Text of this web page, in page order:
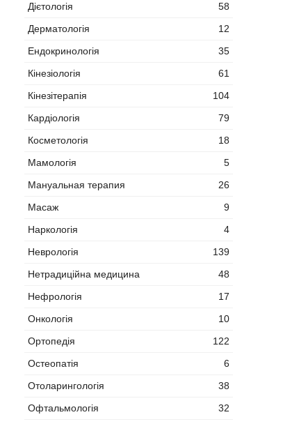
Дієтологія
58
Дерматологія
12
Ендокринологія
35
Кінезіологія
61
Кінезітерапія
104
Кардіологія
79
Косметологія
18
Мамологія
5
Мануальная терапия
26
Масаж
9
Наркологія
4
Неврологія
139
Нетрадиційна медицина
48
Нефрологія
17
Онкологія
10
Ортопедія
122
Остеопатія
6
Отоларингологія
38
Офтальмологія
32